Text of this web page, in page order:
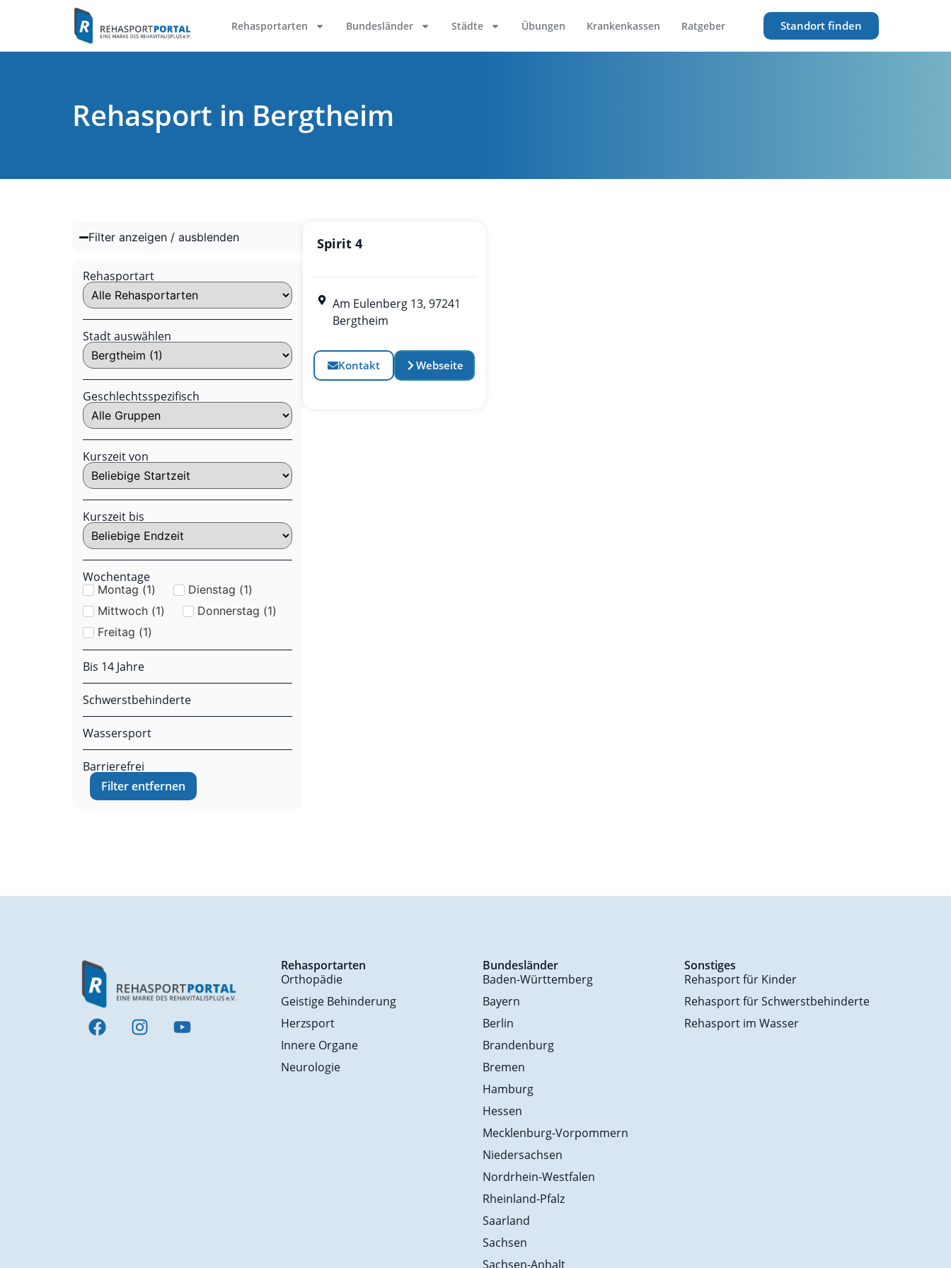
Rehasportarten Bundesländer Städte Übungen Krankenkassen Ratgeber Standort finden
Rehasport in Bergtheim
Filter anzeigen / ausblenden
Rehasportart
Stadt auswählen
Geschlechtsspezifisch
Kurszeit von
Kurszeit bis
Wochentage
Montag (1) Dienstag (1)
Mittwoch (1) Donnerstag (1)
Freitag (1)
Bis 14 Jahre
Schwerstbehinderte
Wassersport
Barrierefrei
Filter entfernen
Spirit 4
Am Eulenberg 13, 97241
Bergtheim
Kontakt Webseite
Rehasportarten
Orthopädie
Geistige Behinderung
Herzsport
Innere Organe
Neurologie
Bundesländer
Baden-Württemberg
Bayern
Berlin
Brandenburg
Bremen
Hamburg
Hessen
Mecklenburg-Vorpommern
Niedersachsen
Nordrhein-Westfalen
Rheinland-Pfalz
Saarland
Sachsen
Sachsen-Anhalt
Sonstiges
Rehasport für Kinder
Rehasport für Schwerstbehinderte
Rehasport im Wasser